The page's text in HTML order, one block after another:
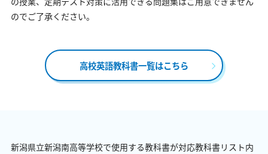
のでご了承ください。
高校英語教科書一覧はこちら
新潟県立新潟南高等学校で使用する教科書が対応教科書リスト内